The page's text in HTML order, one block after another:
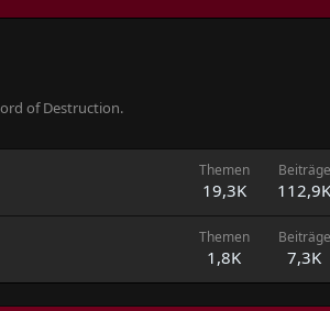
of Destruction.
Themen
19,3K
Beiträge
112,9K
Themen
1,8K
Beiträge
7,3K